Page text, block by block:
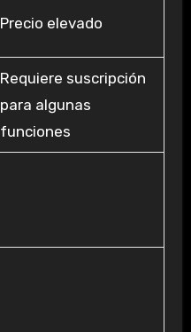
Precio elevado
Requiere suscripción
para algunas
funciones